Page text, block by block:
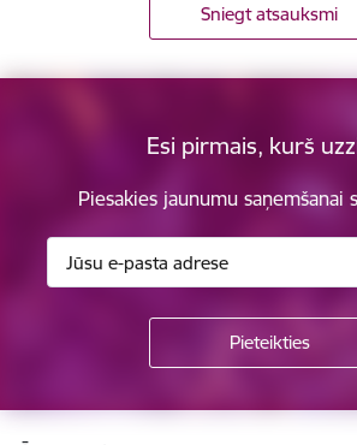
Sniegt atsauksmi
Esi pirmais, kurš
Piesakies jaunumu saņemšanai
Kājene